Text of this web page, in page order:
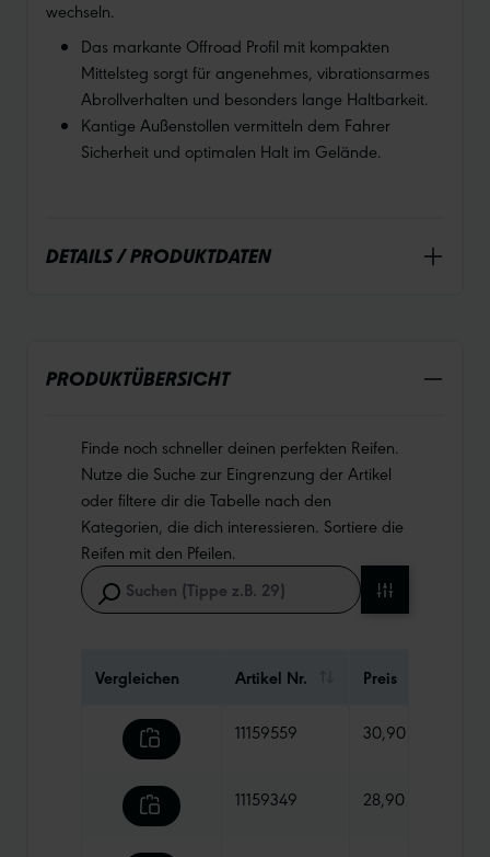
wechseln.
Das markante Offroad Profil mit kompakten
Mittelsteg sorgt für angenehmes, vibrationsarmes
Abrollverhalten und besonders lange Haltbarkeit.
Kantige Außenstollen vermitteln dem Fahrer
Sicherheit und optimalen Halt im Gelände.
DETAILS / PRODUKTDATEN
PRODUKTÜBERSICHT
Finde noch schneller deinen perfekten Reifen.
Nutze die Suche zur Eingrenzung der Artikel
oder filtere dir die Tabelle nach den
Kategorien, die dich interessieren. Sortiere die
Reifen mit den Pfeilen.
Vergleichen Artikel Nr. Preis
11159559 30,90 €
11159349 28,90 €